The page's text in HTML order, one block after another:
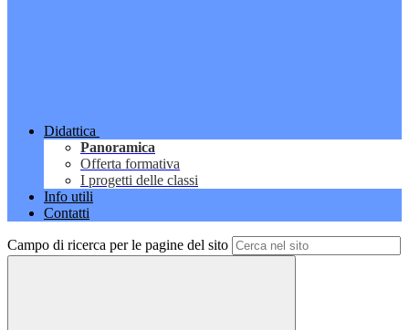
Didattica
Panoramica
Offerta formativa
I progetti delle classi
Info utili
Contatti
Campo di ricerca per le pagine del sito